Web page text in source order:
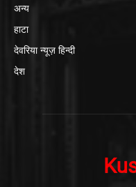
अन्य
हाटा
देवरिया न्यूज़ हिन्दी
देश